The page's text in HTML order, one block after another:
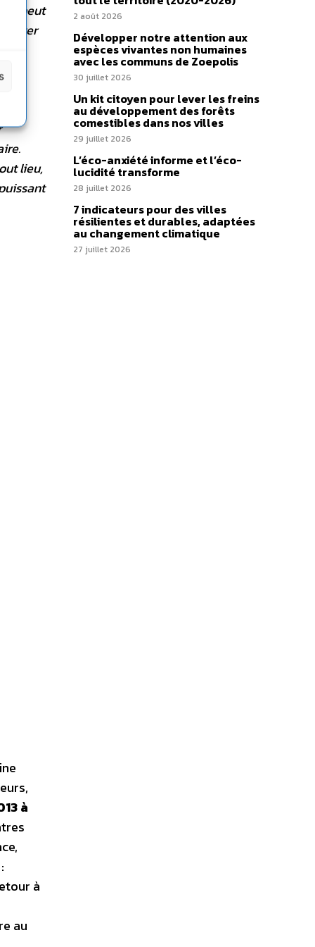
on peut
lieu,
à
à
au
2 août 2026
Développer notre attention aux
espèces vivantes non humaines
avec les communs de Zoepolis
30 juillet 2026
Un kit citoyen pour lever les freins
au développement des forêts
comestibles dans nos villes
29 juillet 2026
L’éco-anxiété informe et l’éco-
lucidité transforme
28 juillet 2026
7 indicateurs pour des villes
résilientes et durables, adaptées
au changement climatique
27 juillet 2026